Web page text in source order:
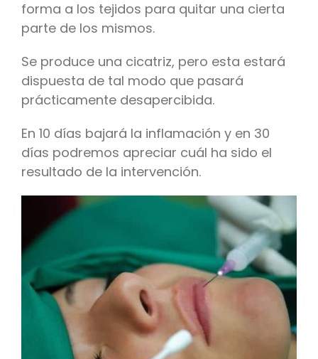
forma a los tejidos para quitar una cierta
parte de los mismos.
Se produce una cicatriz, pero esta estará
dispuesta de tal modo que pasará
prácticamente desapercibida.
En 10 días bajará la inflamación y en 30
días podremos apreciar cuál ha sido el
resultado de la intervención.